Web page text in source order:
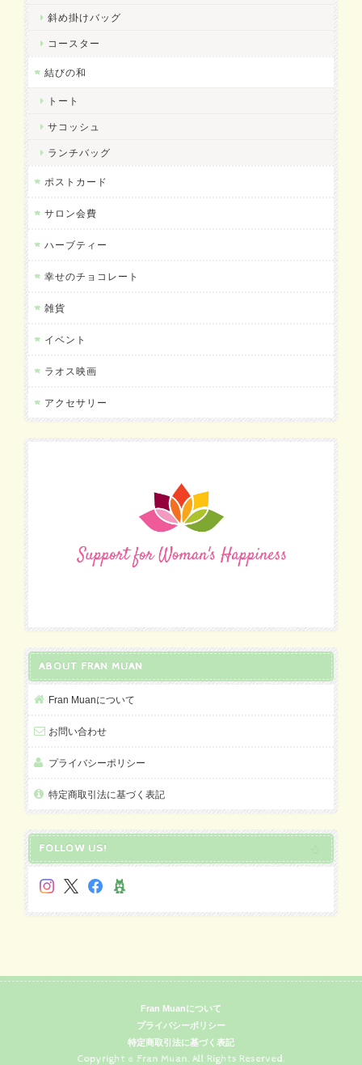
斜め掛けバッグ
コースター
結びの和
トート
サコッシュ
ランチバッグ
ポストカード
サロン会費
ハーブティー
幸せのチョコレート
雑貨
イベント
ラオス映画
アクセサリー
ABOUT FRAN MUAN
Fran Muanについて
お問い合わせ
プライバシーポリシー
特定商取引法に基づく表記
FOLLOW US!
Fran Muanについて
プライバシーポリシー
特定商取引法に基づく表記
Copyright © Fran Muan. All Rights Reserved.